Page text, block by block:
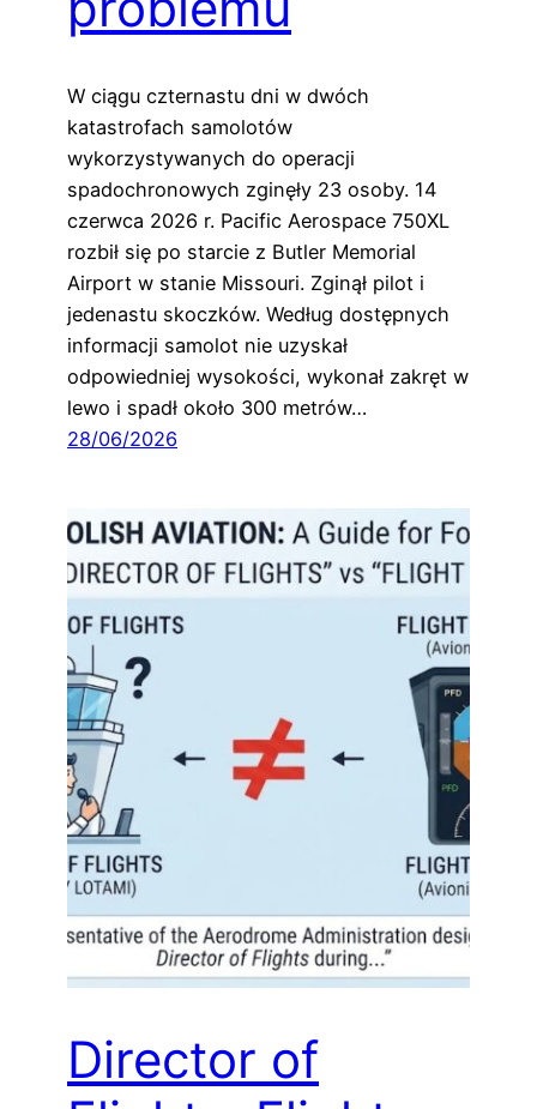
W ciągu czternastu dni w dwóch
katastrofach samolotów
wykorzystywanych do operacji
spadochronowych zginęły 23 osoby. 14
czerwca 2026 r. Pacific Aerospace 750XL
rozbił się po starcie z Butler Memorial
Airport w stanie Missouri. Zginął pilot i
jedenastu skoczków. Według dostępnych
informacji samolot nie uzyskał
odpowiedniej wysokości, wykonał zakręt w
lewo i spadł około 300 metrów…
28/06/2026
Director of